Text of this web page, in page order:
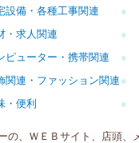
設備・各種工事関連
●
・求人関連
●
ピューター・携帯関連
●
関連・ファッション関連 ●
・便利 ●
の、ＷＥＢサイト、店頭、